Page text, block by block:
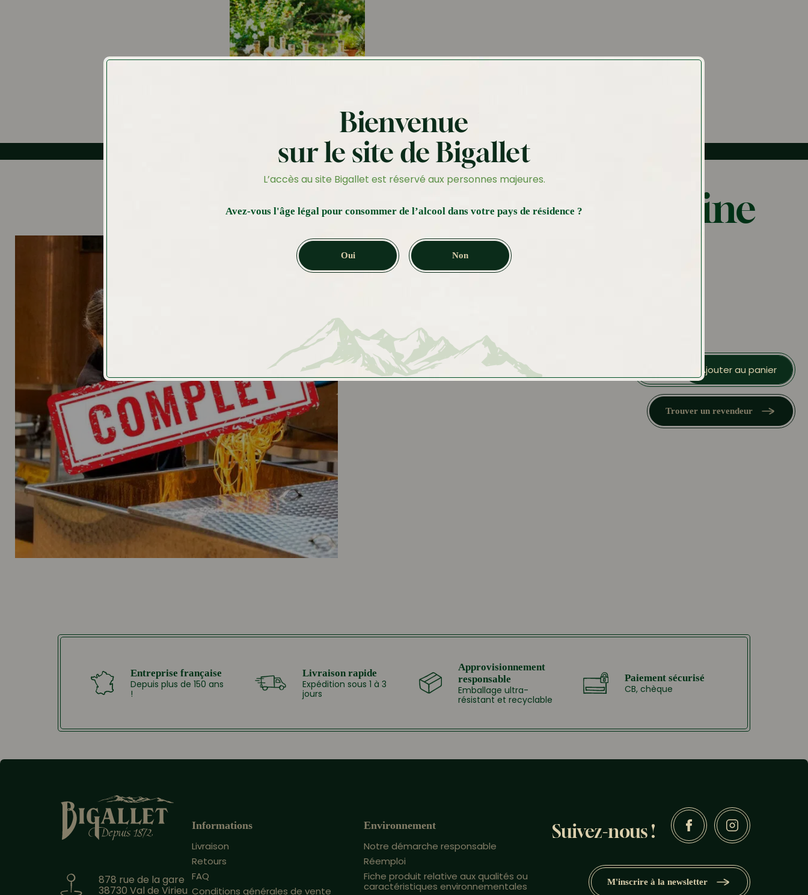
Bienvenue
sur le site de Bigallet
L’accès au site Bigallet est réservé aux personnes majeures.
Avez-vous l'âge légal pour consommer de l’alcool dans votre pays de résidence ?
Oui Non
Accueil /Uncategorized/ Visite de l’Usine Bigallet
Visite de l’Usine
Bigallet
Visite
de
l'Usine
Bigallet
Ajouter au panier
Trouver un revendeur
Entreprise française
Depuis plus de 150 ans
!
Livraison rapide
Expédition sous 1 à 3
jours
Approvisionnement
responsable
Emballage ultra-
résistant et recyclable
Paiement sécurisé
CB, chèque
878 rue de la gare
38730 Val de Virieu
Informations
Livraison
Retours
FAQ
Conditions générales de vente
Environnement
Notre démarche responsable
Réemploi
Fiche produit relative aux qualités ou
caractéristiques environnementales
Suivez-nous !
M'inscrire à la newsletter